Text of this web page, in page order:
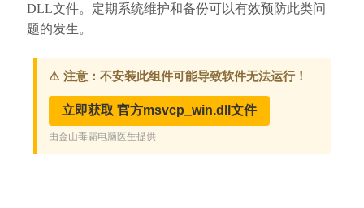
DLL文件。定期系统维护和备份可以有效预防此类问
题的发生。